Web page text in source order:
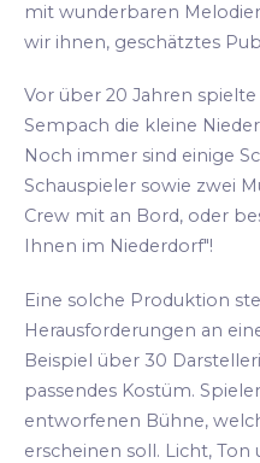
mit wunderbaren
wir ihnen, geschätztes
Vor über 20 Jahren
Sempach die kleine
Noch immer sind einige
Schauspieler sowie zwei
Crew mit an Bord, oder
Ihnen im Niederdorf"!
Eine solche Produktion
Herausforderungen an
Beispiel über 30
passendes Kostüm.
entworfenen Bühne,
erscheinen soll. Licht, Ton